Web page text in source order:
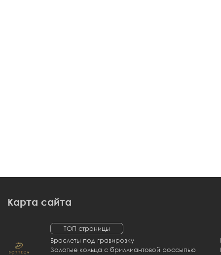
Карта сайта
ТОП страницы
Браслеты под гравировку
Золотые кольца с бриллиантовой россыпью